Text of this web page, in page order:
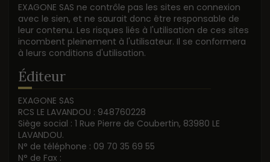
EXAGONE SAS ne contrôle pas les sites en connexion
avec le sien, et ne saurait donc être responsable de
leur contenu. Les risques liés à l'utilisation de ces sites
incombent pleinement à l'utilisateur. Il se conformera
à leurs conditions d'utilisation.
Éditeur
EXAGONE SAS
RCS LE LAVANDOU : 948760228
Siège social : 1 Rue Pierre de Coubertin, 83980 LE
LAVANDOU.
N° de téléphone : 09 70 35 69 55
N° de Fax :